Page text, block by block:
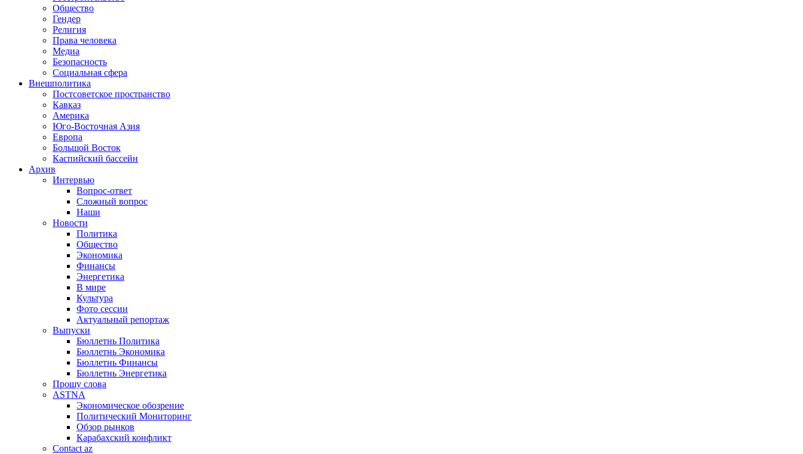
Общество
Гендер
Религия
Права человека
Медиа
Безопасность
Социальная сфера
Внешполитика
Постсоветское пространство
Кавказ
Америка
Юго-Восточная Азия
Европа
Большой Восток
Каспийский бассейн
Архив
Интервью
Вопрос-ответ
Сложный вопрос
Наши
Новости
Политика
Общество
Экономика
Финансы
Энергетика
В мире
Культура
Фото сессии
Актуальный репортаж
Выпуски
Бюллетнь Политика
Бюллетнь Экономика
Бюллетнь Финансы
Бюллетнь Энергетика
Прошу слова
ASTNA
Экономическое обозрение
Политический Мониторинг
Обзор рынков
Карабахский конфликт
Contact az